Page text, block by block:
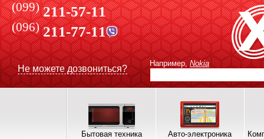
(099) 211-57-11
(096)211-77-11
Не можете дозвониться?
Например, Nokia
Бытовая техника Авто-электроника